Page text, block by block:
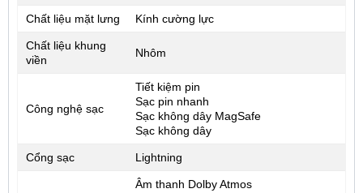
Chất liệu mặt lưng Kính cường lực
Chất liệu khung
viền
Nhôm
Công nghệ sạc
Tiết kiệm pin
Sạc pin nhanh
Sạc không dây MagSafe
Sạc không dây
Cổng sạc Lightning
Âm thanh Dolby Atmos